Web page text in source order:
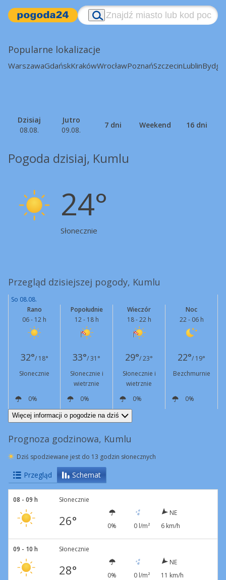
Popularne lokalizacje
WarszawaGdańskKrakówWrocławPoznańSzczecinLublin
Dzisiaj
08.08.
Jutro
09.08.
7 dni Weekend 16 dni
Pogoda dzisiaj, Kumlu
24°
Słonecznie
Przegląd dzisiejszej pogody, Kumlu
So 08.08.
Rano
06 - 12 h
Popołudnie
12 - 18 h
Wieczór
18 - 22 h
Noc
22 - 06 h
32°/ 18° 33°/ 31° 29°/ 23° 22°/ 19°
Słonecznie
Słonecznie i
wietrznie
Słonecznie i
wietrznie
Bezchmurnie
0% 0% 0%
0%
NE
8 km/h N
23 km/h
Podmuchy
52 km/h
Więcej informacji o pogodzie na dziś
Prognoza godzinowa, Kumlu
Dziś spodziewane jest do 13 godzin słonecznych
Przegląd Schemat
08 - 09 h Słonecznie
26° 0% 0 l/m²
NE
6 km/h
09 - 10 h Słonecznie
28° 0% 0 l/m²
NE
11 km/h